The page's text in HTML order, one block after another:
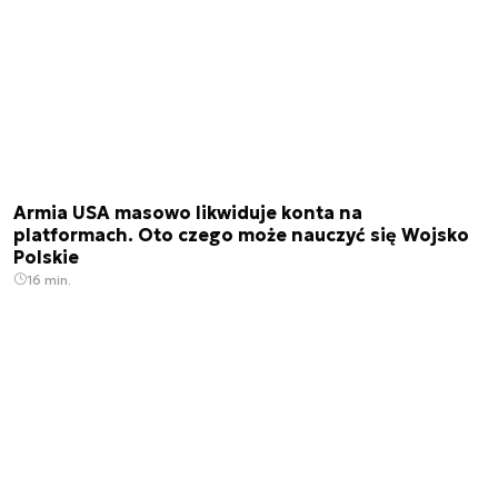
Armia USA masowo likwiduje konta na
platformach. Oto czego może nauczyć się Wojsko
Polskie
16 min.